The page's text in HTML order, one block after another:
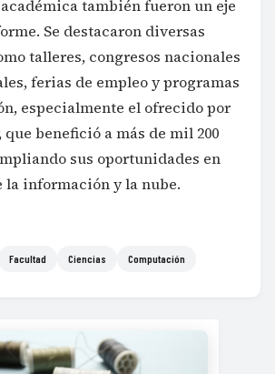
también fueron un eje
Se destacaron diversas
talleres, congresos nacionales
ferias de empleo y programas
especialmente el ofrecido por
que benefició a más de mil 200
sus oportunidades en
la información y la nube.
Facultad Ciencias Computación